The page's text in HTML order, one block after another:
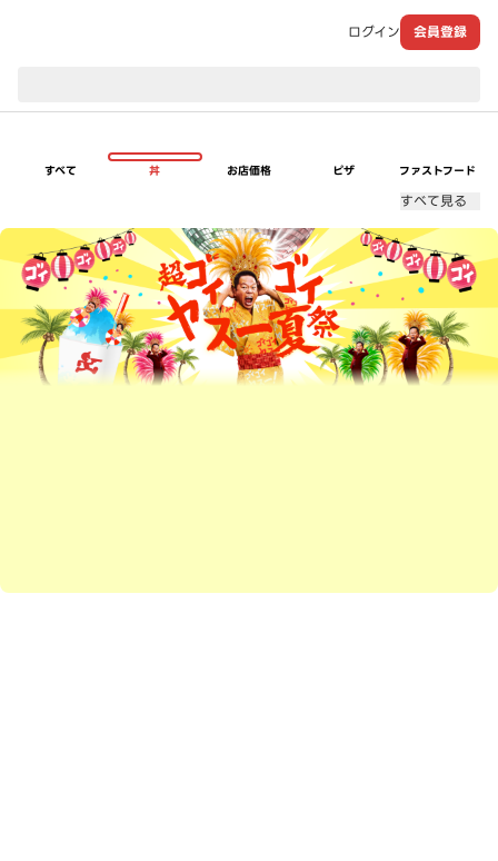
ログイン 会員登録
すべて 丼 お店価格 ピザ ファストフード
すべて見る
超ゴイゴイヤスー夏祭